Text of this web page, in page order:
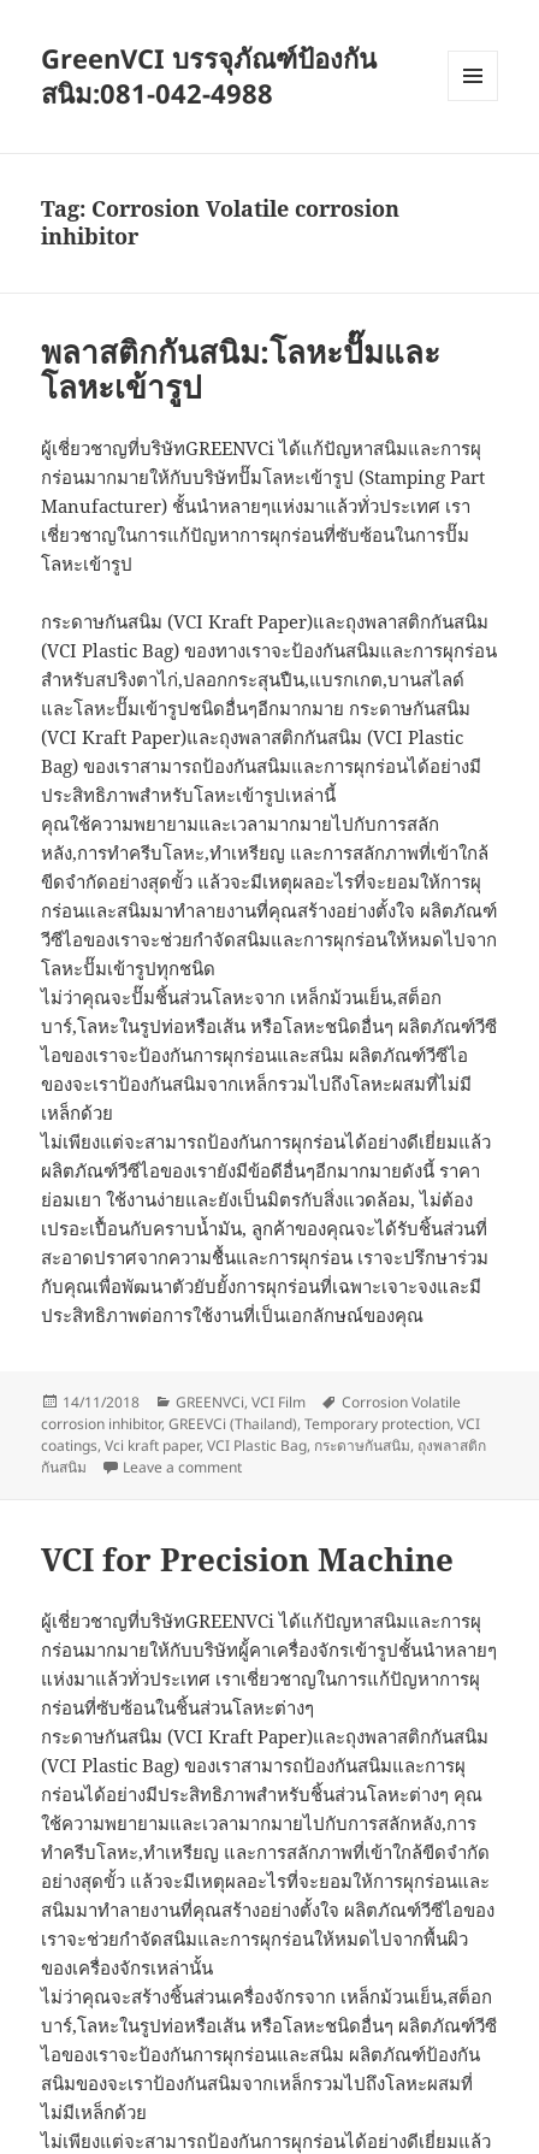
GreenVCI บรรจุภัณฑ์ป้องกัน
สนิม:081-042-4988
Tag: Corrosion Volatile corrosion
inhibitor
พลาสติกกันสนิม:โลหะปั๊มและ
โลหะเข้ารูป
ผู้เชี่ยวชาญที่บริษัทGREENVCi ได้แก้ปัญหาสนิมและการผุ
กร่อนมากมายให้กับบริษัทปั๊มโลหะเข้ารูป (Stamping Part
Manufacturer) ชั้นนำหลายๆแห่งมาแล้วทั่วประเทศ เรา
เชี่ยวชาญในการแก้ปัญหาการผุกร่อนที่ซับซ้อนในการปั๊ม
โลหะเข้ารูป
กระดาษกันสนิม (VCI Kraft Paper)และถุงพลาสติกกันสนิม
(VCI Plastic Bag) ของทางเราจะป้องกันสนิมและการผุกร่อน
สำหรับสปริงตาไก่,ปลอกกระสุนปืน,แบรกเกต,บานสไลด์
และโลหะปั๊มเข้ารูปชนิดอื่นๆอีกมากมาย กระดาษกันสนิม
(VCI Kraft Paper)และถุงพลาสติกกันสนิม (VCI Plastic
Bag) ของเราสามารถป้องกันสนิมและการผุกร่อนได้อย่างมี
ประสิทธิภาพสำหรับโลหะเข้ารูปเหล่านี้
คุณใช้ความพยายามและเวลามากมายไปกับการสลัก
หลัง,การทำครีบโลหะ,ทำเหรียญ และการสลักภาพที่เข้าใกล้
ขีดจำกัดอย่างสุดขั้ว แล้วจะมีเหตุผลอะไรที่จะยอมให้การผุ
กร่อนและสนิมมาทำลายงานที่คุณสร้างอย่างตั้งใจ ผลิตภัณฑ์
วีซีไอของเราจะช่วยกำจัดสนิมและการผุกร่อนให้หมดไปจาก
โลหะปั๊มเข้ารูปทุกชนิด
ไม่ว่าคุณจะปั๊มชิ้นส่วนโลหะจาก เหล็กม้วนเย็น,สต็อก
บาร์,โลหะในรูปท่อหรือเส้น หรือโลหะชนิดอื่นๆ ผลิตภัณฑ์วีซี
ไอของเราจะป้องกันการผุกร่อนและสนิม ผลิตภัณฑ์วีซีไอ
ของจะเราป้องกันสนิมจากเหล็กรวมไปถึงโลหะผสมที่ไม่มี
เหล็กด้วย
ไม่เพียงแต่จะสามารถป้องกันการผุกร่อนได้อย่างดีเยี่ยมแล้ว
ผลิตภัณฑ์วีซีไอของเรายังมีข้อดีอื่นๆอีกมากมายดังนี้ ราคา
ย่อมเยา ใช้งานง่ายและยังเป็นมิตรกับสิ่งแวดล้อม, ไม่ต้อง
เปรอะเปื้อนกับคราบน้ำมัน, ลูกค้าของคุณจะได้รับชิ้นส่วนที่
สะอาดปราศจากความชื้นและการผุกร่อน เราจะปรึกษาร่วม
กับคุณเพื่อพัฒนาตัวยับยั้งการผุกร่อนที่เฉพาะเจาะจงและมี
ประสิทธิภาพต่อการใช้งานที่เป็นเอกลักษณ์ของคุณ
Posted
on
14/11/2018 Categories
GREENVCi,VCI Film Tags
Corrosion Volatile
corrosion inhibitor,GREEVCi (Thailand),Temporary protection,VCI
coatings,Vci kraft paper,VCI Plastic Bag, กระดาษกันสนิม, ถุงพลาสติก
กันสนิม
Leave a commenton พลาสติกกันสนิม:โลหะปั๊มและโลหะเข้ารูป
VCI for Precision Machine
ผู้เชี่ยวชาญที่บริษัทGREENVCi ได้แก้ปัญหาสนิมและการผุ
กร่อนมากมายให้กับบริษัทผู้้คาเครื่องจักรเข้ารูปชั้นนำหลายๆ
แห่งมาแล้วทั่วประเทศ เราเชี่ยวชาญในการแก้ปัญหาการผุ
กร่อนที่ซับซ้อนในชิ้นส่วนโลหะต่างๆ
กระดาษกันสนิม (VCI Kraft Paper)และถุงพลาสติกกันสนิม
(VCI Plastic Bag) ของเราสามารถป้องกันสนิมและการผุ
กร่อนได้อย่างมีประสิทธิภาพสำหรับชิ้นส่วนโลหะต่างๆ คุณ
ใช้ความพยายามและเวลามากมายไปกับการสลักหลัง,การ
ทำครีบโลหะ,ทำเหรียญ และการสลักภาพที่เข้าใกล้ขีดจำกัด
อย่างสุดขั้ว แล้วจะมีเหตุผลอะไรที่จะยอมให้การผุกร่อนและ
สนิมมาทำลายงานที่คุณสร้างอย่างตั้งใจ ผลิตภัณฑ์วีซีไอของ
เราจะช่วยกำจัดสนิมและการผุกร่อนให้หมดไปจากพื้นผิว
ของเครื่องจักรเหล่านั้น
ไม่ว่าคุณจะสร้างชิ้นส่วนเครื่องจักรจาก เหล็กม้วนเย็น,สต็อก
บาร์,โลหะในรูปท่อหรือเส้น หรือโลหะชนิดอื่นๆ ผลิตภัณฑ์วีซี
ไอของเราจะป้องกันการผุกร่อนและสนิม ผลิตภัณฑ์ป้องกัน
สนิมของจะเราป้องกันสนิมจากเหล็กรวมไปถึงโลหะผสมที่
ไม่มีเหล็กด้วย
ไม่เพียงแต่จะสามารถป้องกันการผุกร่อนได้อย่างดีเยี่ยมแล้ว